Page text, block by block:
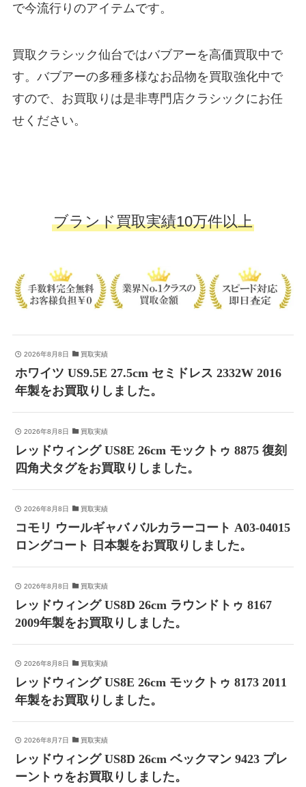
で今流行りのアイテムです。
買取クラシック仙台ではバブアーを高価買取中で
す。バブアーの多種多様なお品物を買取強化中で
すので、お買取りは是非専門店クラシックにお任
せください。
ブランド買取実績10万件以上
2026年8月8日 買取実績
ホワイツ US9.5E 27.5cm セミドレス 2332W 2016
年製をお買取りしました。
2026年8月8日 買取実績
レッドウィング US8E 26cm モックトゥ 8875 復刻
四角犬タグをお買取りしました。
2026年8月8日 買取実績
コモリ ウールギャバ バルカラーコート A03-04015
ロングコート 日本製をお買取りしました。
2026年8月8日 買取実績
レッドウィング US8D 26cm ラウンドトゥ 8167
2009年製をお買取りしました。
2026年8月8日 買取実績
レッドウィング US8E 26cm モックトゥ 8173 2011
年製をお買取りしました。
2026年8月7日 買取実績
レッドウィング US8D 26cm ベックマン 9423 プレ
ーントゥをお買取りしました。